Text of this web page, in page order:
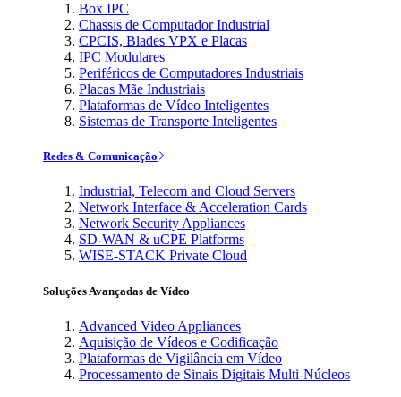
Box IPC
Chassis de Computador Industrial
CPCIS, Blades VPX e Placas
IPC Modulares
Periféricos de Computadores Industriais
Placas Mãe Industriais
Plataformas de Vídeo Inteligentes
Sistemas de Transporte Inteligentes
Redes & Comunicação
Industrial, Telecom and Cloud Servers
Network Interface & Acceleration Cards
Network Security Appliances
SD-WAN & uCPE Platforms
WISE-STACK Private Cloud
Soluções Avançadas de Vídeo
Advanced Video Appliances
Aquisição de Vídeos e Codificação
Plataformas de Vigilância em Vídeo
Processamento de Sinais Digitais Multi-Núcleos